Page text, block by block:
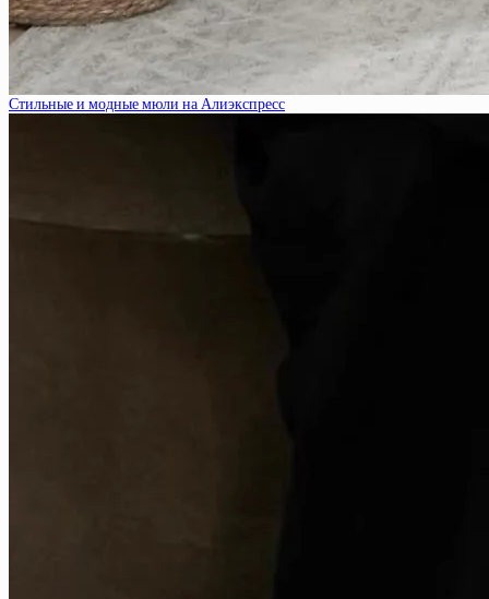
Стильные и модные мюли на Алиэкспресс